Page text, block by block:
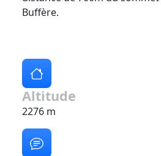
Buffère.
Altitude
2276 m